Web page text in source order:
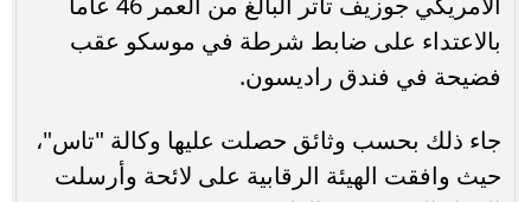
بالاعتداء على ضابط شرطة في موسكو عقب
فضيحة في فندق راديسون.
جاء ذلك بحسب وثائق حصلت عليها وكالة "تاس"،
حيث وافقت الهيئة الرقابية على لائحة وأرسلت